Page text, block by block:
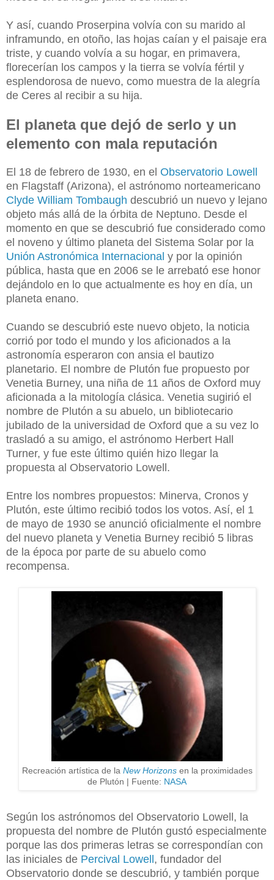
Y así, cuando Proserpina volvía con su marido al
inframundo, en otoño, las hojas caían y el paisaje era
triste, y cuando volvía a su hogar, en primavera,
florecerían los campos y la tierra se volvía fértil y
esplendorosa de nuevo, como muestra de la alegría
de Ceres al recibir a su hija.
El planeta que dejó de serlo y un
elemento con mala reputación
El 18 de febrero de 1930, en el Observatorio Lowell
en Flagstaff (Arizona), el astrónomo norteamericano
Clyde William Tombaugh descubrió un nuevo y lejano
objeto más allá de la órbita de Neptuno. Desde el
momento en que se descubrió fue considerado como
el noveno y último planeta del Sistema Solar por la
Unión Astronómica Internacional y por la opinión
pública, hasta que en 2006 se le arrebató ese honor
dejándolo en lo que actualmente es hoy en día, un
planeta enano.
Cuando se descubrió este nuevo objeto, la noticia
corrió por todo el mundo y los aficionados a la
astronomía esperaron con ansia el bautizo
planetario. El nombre de Plutón fue propuesto por
Venetia Burney, una niña de 11 años de Oxford muy
aficionada a la mitología clásica. Venetia sugirió el
nombre de Plutón a su abuelo, un bibliotecario
jubilado de la universidad de Oxford que a su vez lo
trasladó a su amigo, el astrónomo Herbert Hall
Turner, y fue este último quién hizo llegar la
propuesta al Observatorio Lowell.
Entre los nombres propuestos: Minerva, Cronos y
Plutón, este último recibió todos los votos. Así, el 1
de mayo de 1930 se anunció oficialmente el nombre
del nuevo planeta y Venetia Burney recibió 5 libras
de la época por parte de su abuelo como
recompensa.
Recreación artística de la New Horizonsen la proximidades
de Plutón | Fuente: NASA
Según los astrónomos del Observatorio Lowell, la
propuesta del nombre de Plutón gustó especialmente
porque las dos primeras letras se correspondían con
las iniciales de Percival Lowell, fundador del
Observatorio donde se descubrió, y también porque